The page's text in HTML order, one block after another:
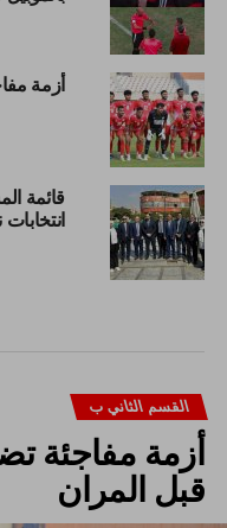
أزمة
قائمة
القسم الثاني ب
أزمة مفاجئة
قبل المران